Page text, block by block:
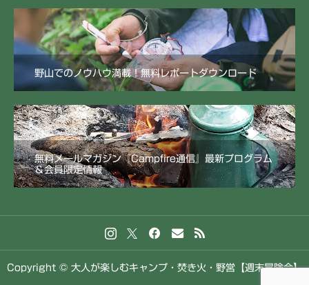
野山でのノウハウ満載！無料レポートダウンロード
無料メールマガジン『Campfire通信』最新プログラム
＆会員限定情報
Copyright © 大人が楽しむキャンプ・焚き火・野営【週末冒険会】